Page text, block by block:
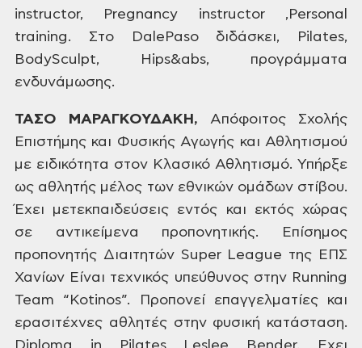
instructor, Pregnancy instructor,Personal
training. ΣτοDalePasoδιδάσκει, Pilates,
BodySculpt, Hips&abs, προγράμματα
ενδυνάμωσης.
ΤΑΣΟ ΜΑΡΑΓΚΟΥΔΑΚΗ, Απόφοιτος Σχολής
Επιστήμης και Φυσικής Αγωγής και Αθλητισμού
με ειδικότητα στον Κλασικό Αθλητισμό. Υπήρξε
ως αθλητής μέλος των εθνικώνομάδων στίβου.
Έχει μετεκπαιδεύσεις εντός και εκτός χώρας
σε αντικείμενα προπονητικής. Επίσημος
προπονητής Διαιτητών Super League της ΕΠΣ
Χανίων Είναι τεχνικός υπεύθυνος στην Running
Team “Kotinos”. Προπονεί επαγγελματίες και
ερασιτέχνες αθλητές στην φυσική κατάσταση.